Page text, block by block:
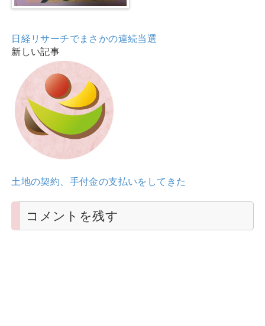
日経リサーチでまさかの連続当選
新しい記事
土地の契約、手付金の支払いをしてきた
コメントを残す